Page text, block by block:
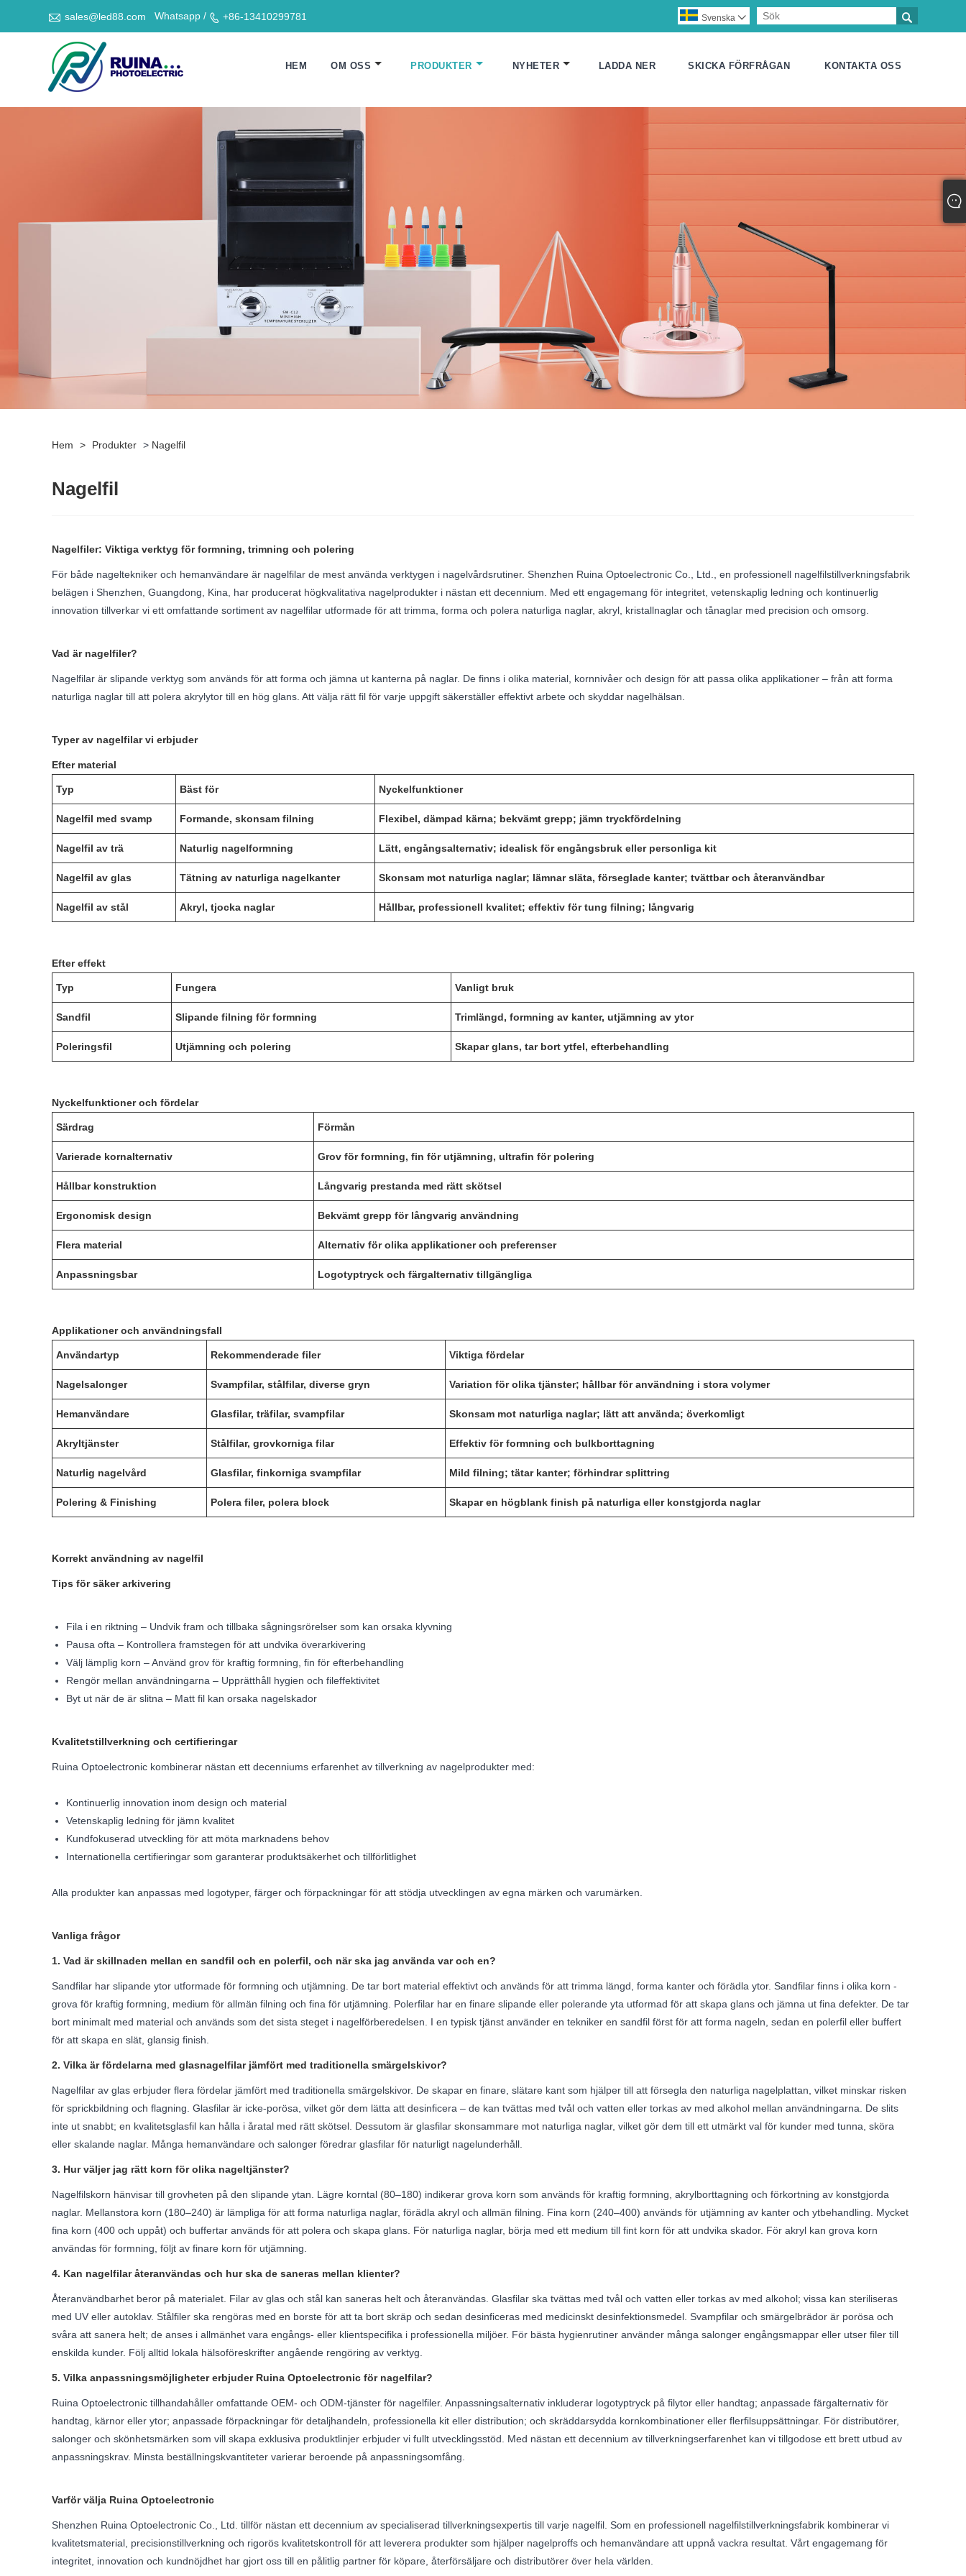
 sales@led88.com Whatsapp /  +86-13410299781 
Svenska 
HEM OM OSS PRODUKTER NYHETER LADDA NER SKICKA FÖRFRÅGAN KONTAKTA OSS
Hem > Produkter > Nagelfil
Nagelfil
Nagelfiler: Viktiga verktyg för formning, trimning och polering
För både nageltekniker och hemanvändare är nagelfilar de mest använda verktygen i nagelvårdsrutiner. Shenzhen Ruina Optoelectronic Co., Ltd., en professionell nagelfilstillverkningsfabrik
belägen i Shenzhen, Guangdong, Kina, har producerat högkvalitativa nagelprodukter i nästan ett decennium. Med ett engagemang för integritet, vetenskaplig ledning och kontinuerlig
innovation tillverkar vi ett omfattande sortiment av nagelfilar utformade för att trimma, forma och polera naturliga naglar, akryl, kristallnaglar och tånaglar med precision och omsorg.
Vad är nagelfiler?
Nagelfilar är slipande verktyg som används för att forma och jämna ut kanterna på naglar. De finns i olika material, kornnivåer och design för att passa olika applikationer – från att forma
naturliga naglar till att polera akrylytor till en hög glans. Att välja rätt fil för varje uppgift säkerställer effektivt arbete och skyddar nagelhälsan.
Typer av nagelfilar vi erbjuder
Efter material
Typ Bäst för Nyckelfunktioner
Nagelfil med svamp Formande, skonsam filning Flexibel, dämpad kärna; bekvämt grepp; jämn tryckfördelning
Nagelfil av trä Naturlig nagelformning Lätt, engångsalternativ; idealisk för engångsbruk eller personliga kit
Nagelfil av glas Tätning av naturliga nagelkanter Skonsam mot naturliga naglar; lämnar släta, förseglade kanter; tvättbar och återanvändbar
Nagelfil av stål Akryl, tjocka naglar Hållbar, professionell kvalitet; effektiv för tung filning; långvarig
Efter effekt
Typ Fungera Vanligt bruk
Sandfil Slipande filning för formning Trimlängd, formning av kanter, utjämning av ytor
Poleringsfil Utjämning och polering Skapar glans, tar bort ytfel, efterbehandling
Nyckelfunktioner och fördelar
Särdrag Förmån
Varierade kornalternativ Grov för formning, fin för utjämning, ultrafin för polering
Hållbar konstruktion Långvarig prestanda med rätt skötsel
Ergonomisk design Bekvämt grepp för långvarig användning
Flera material Alternativ för olika applikationer och preferenser
Anpassningsbar Logotyptryck och färgalternativ tillgängliga
Applikationer och användningsfall
Användartyp Rekommenderade filer Viktiga fördelar
Nagelsalonger Svampfilar, stålfilar, diverse gryn Variation för olika tjänster; hållbar för användning i stora volymer
Hemanvändare Glasfilar, träfilar, svampfilar Skonsam mot naturliga naglar; lätt att använda; överkomligt
Akryltjänster Stålfilar, grovkorniga filar Effektiv för formning och bulkborttagning
Naturlig nagelvård Glasfilar, finkorniga svampfilar Mild filning; tätar kanter; förhindrar splittring
Polering & Finishing Polera filer, polera block Skapar en högblank finish på naturliga eller konstgjorda naglar
Korrekt användning av nagelfil
Tips för säker arkivering
Fila i en riktning – Undvik fram och tillbaka sågningsrörelser som kan orsaka klyvning
Pausa ofta – Kontrollera framstegen för att undvika överarkivering
Välj lämplig korn – Använd grov för kraftig formning, fin för efterbehandling
Rengör mellan användningarna – Upprätthåll hygien och fileffektivitet
Byt ut när de är slitna – Matt fil kan orsaka nagelskador
Kvalitetstillverkning och certifieringar
Ruina Optoelectronic kombinerar nästan ett decenniums erfarenhet av tillverkning av nagelprodukter med:
Kontinuerlig innovation inom design och material
Vetenskaplig ledning för jämn kvalitet
Kundfokuserad utveckling för att möta marknadens behov
Internationella certifieringar som garanterar produktsäkerhet och tillförlitlighet
Alla produkter kan anpassas med logotyper, färger och förpackningar för att stödja utvecklingen av egna märken och varumärken.
Vanliga frågor
1. Vad är skillnaden mellan en sandfil och en polerfil, och när ska jag använda var och en?
Sandfilar har slipande ytor utformade för formning och utjämning. De tar bort material effektivt och används för att trimma längd, forma kanter och förädla ytor. Sandfilar finns i olika korn -
grova för kraftig formning, medium för allmän filning och fina för utjämning. Polerfilar har en finare slipande eller polerande yta utformad för att skapa glans och jämna ut fina defekter. De tar
bort minimalt med material och används som det sista steget i nagelförberedelsen. I en typisk tjänst använder en tekniker en sandfil först för att forma nageln, sedan en polerfil eller buffert
för att skapa en slät, glansig finish.
2. Vilka är fördelarna med glasnagelfilar jämfört med traditionella smärgelskivor?
Nagelfilar av glas erbjuder flera fördelar jämfört med traditionella smärgelskivor. De skapar en finare, slätare kant som hjälper till att försegla den naturliga nagelplattan, vilket minskar risken
för sprickbildning och flagning. Glasfilar är icke-porösa, vilket gör dem lätta att desinficera – de kan tvättas med tvål och vatten eller torkas av med alkohol mellan användningarna. De slits
inte ut snabbt; en kvalitetsglasfil kan hålla i åratal med rätt skötsel. Dessutom är glasfilar skonsammare mot naturliga naglar, vilket gör dem till ett utmärkt val för kunder med tunna, sköra
eller skalande naglar. Många hemanvändare och salonger föredrar glasfilar för naturligt nagelunderhåll.
3. Hur väljer jag rätt korn för olika nageltjänster?
Nagelfilskorn hänvisar till grovheten på den slipande ytan. Lägre korntal (80–180) indikerar grova korn som används för kraftig formning, akrylborttagning och förkortning av konstgjorda
naglar. Mellanstora korn (180–240) är lämpliga för att forma naturliga naglar, förädla akryl och allmän filning. Fina korn (240–400) används för utjämning av kanter och ytbehandling. Mycket
fina korn (400 och uppåt) och buffertar används för att polera och skapa glans. För naturliga naglar, börja med ett medium till fint korn för att undvika skador. För akryl kan grova korn
användas för formning, följt av finare korn för utjämning.
4. Kan nagelfilar återanvändas och hur ska de saneras mellan klienter?
Återanvändbarhet beror på materialet. Filar av glas och stål kan saneras helt och återanvändas. Glasfilar ska tvättas med tvål och vatten eller torkas av med alkohol; vissa kan steriliseras
med UV eller autoklav. Stålfiler ska rengöras med en borste för att ta bort skräp och sedan desinficeras med medicinskt desinfektionsmedel. Svampfilar och smärgelbrädor är porösa och
svåra att sanera helt; de anses i allmänhet vara engångs- eller klientspecifika i professionella miljöer. För bästa hygienrutiner använder många salonger engångsmappar eller utser filer till
enskilda kunder. Följ alltid lokala hälsoföreskrifter angående rengöring av verktyg.
5. Vilka anpassningsmöjligheter erbjuder Ruina Optoelectronic för nagelfilar?
Ruina Optoelectronic tillhandahåller omfattande OEM- och ODM-tjänster för nagelfiler. Anpassningsalternativ inkluderar logotyptryck på filytor eller handtag; anpassade färgalternativ för
handtag, kärnor eller ytor; anpassade förpackningar för detaljhandeln, professionella kit eller distribution; och skräddarsydda kornkombinationer eller flerfilsuppsättningar. För distributörer,
salonger och skönhetsmärken som vill skapa exklusiva produktlinjer erbjuder vi fullt utvecklingsstöd. Med nästan ett decennium av tillverkningserfarenhet kan vi tillgodose ett brett utbud av
anpassningskrav. Minsta beställningskvantiteter varierar beroende på anpassningsomfång.
Varför välja Ruina Optoelectronic
Shenzhen Ruina Optoelectronic Co., Ltd. tillför nästan ett decennium av specialiserad tillverkningsexpertis till varje nagelfil. Som en professionell nagelfilstillverkningsfabrik kombinerar vi
kvalitetsmaterial, precisionstillverkning och rigorös kvalitetskontroll för att leverera produkter som hjälper nagelproffs och hemanvändare att uppnå vackra resultat. Vårt engagemang för
integritet, innovation och kundnöjdhet har gjort oss till en pålitlig partner för köpare, återförsäljare och distributörer över hela världen.